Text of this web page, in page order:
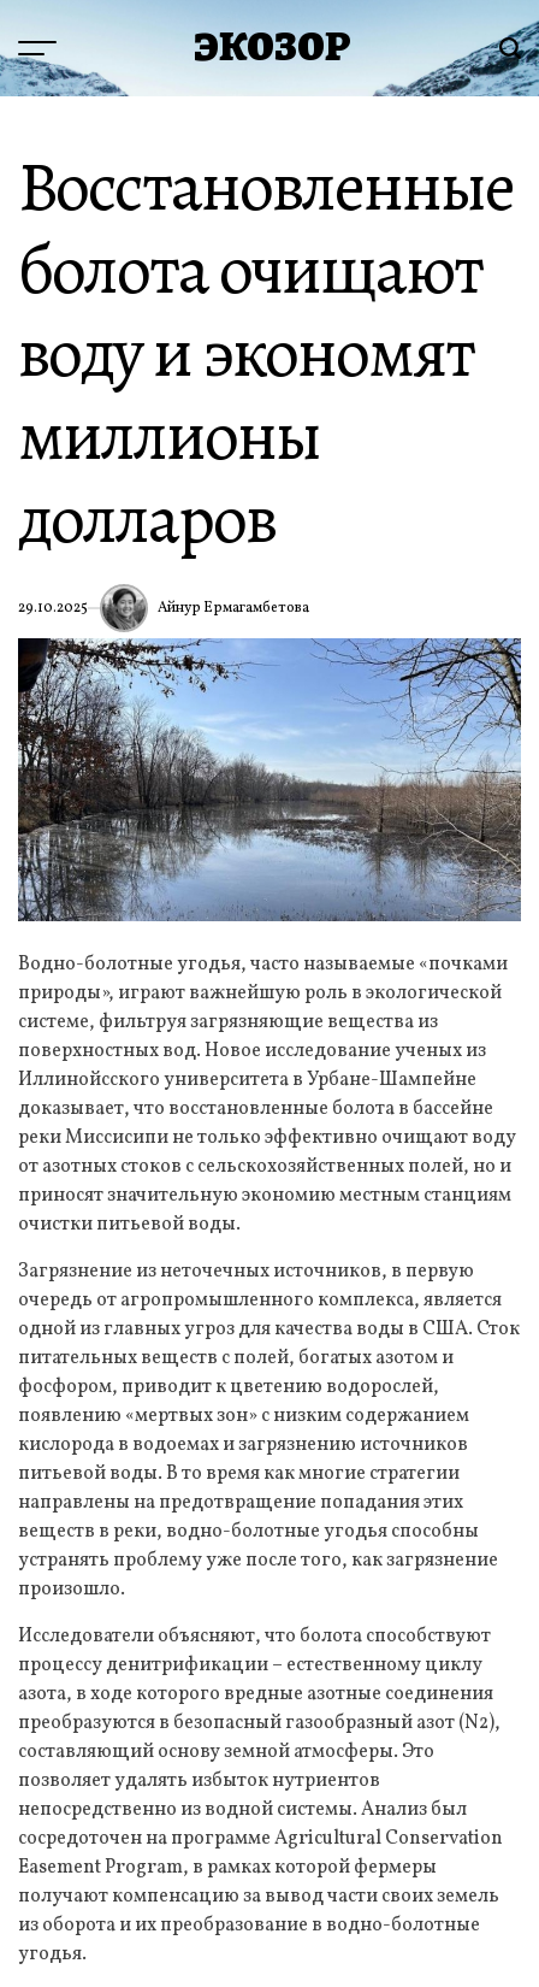
содержимому
Меню ЭКОЗОР
Восстановленные
болота очищают
воду и экономят
миллионы
долларов
29.10.2025 Айнур Ермагамбетова
Водно-болотные угодья, часто называемые «почками
природы», играют важнейшую роль в экологической
системе, фильтруя загрязняющие вещества из
поверхностных вод. Новое исследование ученых из
Иллинойсского университета в Урбане-Шампейне
доказывает, что восстановленные болота в бассейне
реки Миссисипи не только эффективно очищают воду
от азотных стоков с сельскохозяйственных полей, но и
приносят значительную экономию местным станциям
очистки питьевой воды.
Загрязнение из неточечных источников, в первую
очередь от агропромышленного комплекса, является
одной из главных угроз для качества воды в США. Сток
питательных веществ с полей, богатых азотом и
фосфором, приводит к цветению водорослей,
появлению «мертвых зон» с низким содержанием
кислорода в водоемах и загрязнению источников
питьевой воды. В то время как многие стратегии
направлены на предотвращение попадания этих
веществ в реки, водно-болотные угодья способны
устранять проблему уже после того, как загрязнение
произошло.
Исследователи объясняют, что болота способствуют
процессу денитрификации – естественному циклу
азота, в ходе которого вредные азотные соединения
преобразуются в безопасный газообразный азот (N2),
составляющий основу земной атмосферы. Это
позволяет удалять избыток нутриентов
непосредственно из водной системы. Анализ был
сосредоточен на программе Agricultural Conservation
Easement Program, в рамках которой фермеры
получают компенсацию за вывод части своих земель
из оборота и их преобразование в водно-болотные
угодья.